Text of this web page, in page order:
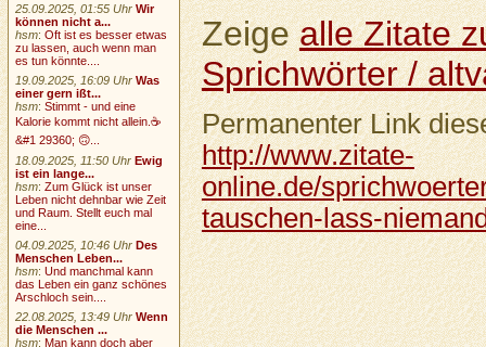
Zeigealle Zitate
Sprichwörter /
Permanenter Link
http://www.zitate-
online.de/
tauschen-lass-
25.09.2025, 01:55 Uhr Wir
können nicht a...
hsm:Oft ist es besser etwas
zu lassen, auch wenn man
es tun könnte....
19.09.2025, 16:09 Uhr Was
einer gern ißt...
hsm:Stimmt - und eine
Kalorie kommt nicht allein.☕
&#1 29360; 🙃...
18.09.2025, 11:50 Uhr Ewig
ist ein lange...
hsm:Zum Glück ist unser
Leben nicht dehnbar wie Zeit
und Raum. Stellt euch mal
eine...
04.09.2025, 10:46 Uhr Des
Menschen Leben...
hsm:Und manchmal kann
das Leben ein ganz schönes
Arschloch sein....
22.08.2025, 13:49 Uhr Wenn
die Menschen ...
hsm:Man kann doch aber